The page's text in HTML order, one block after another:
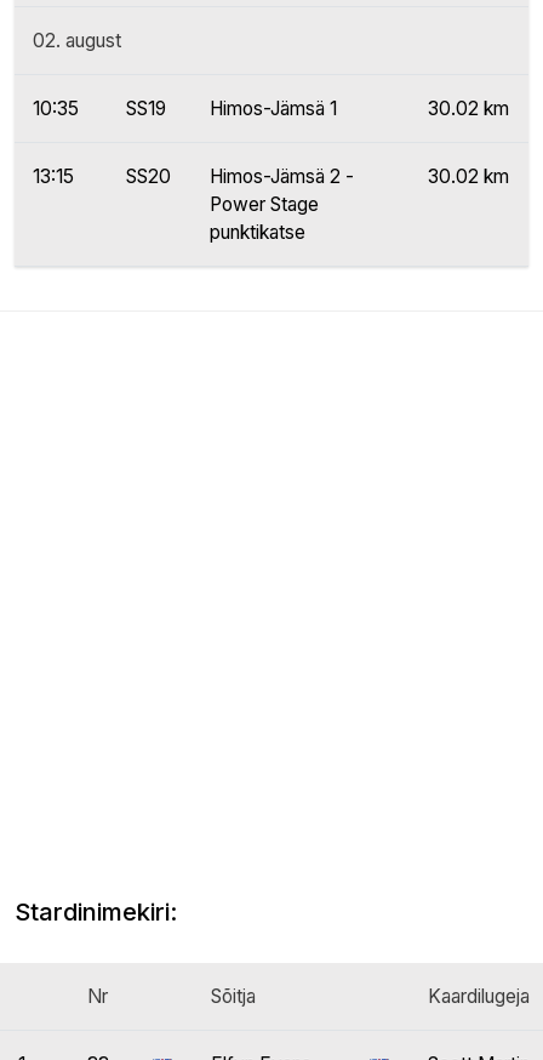
02. august
10:35 SS19 Himos-Jämsä 1 30.02 km
13:15 SS20
Himos-Jämsä 2 -
Power Stage
punktikatse
30.02 km
Stardinimekiri:
Nr Sõitja Kaardilugeja